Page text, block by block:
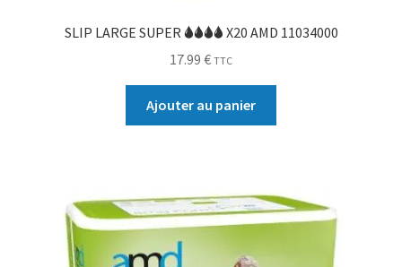
SLIP LARGE SUPER 🌢🌢🌢🌢 X20 AMD 11034000
17.99 € TTC
Ajouter au panier